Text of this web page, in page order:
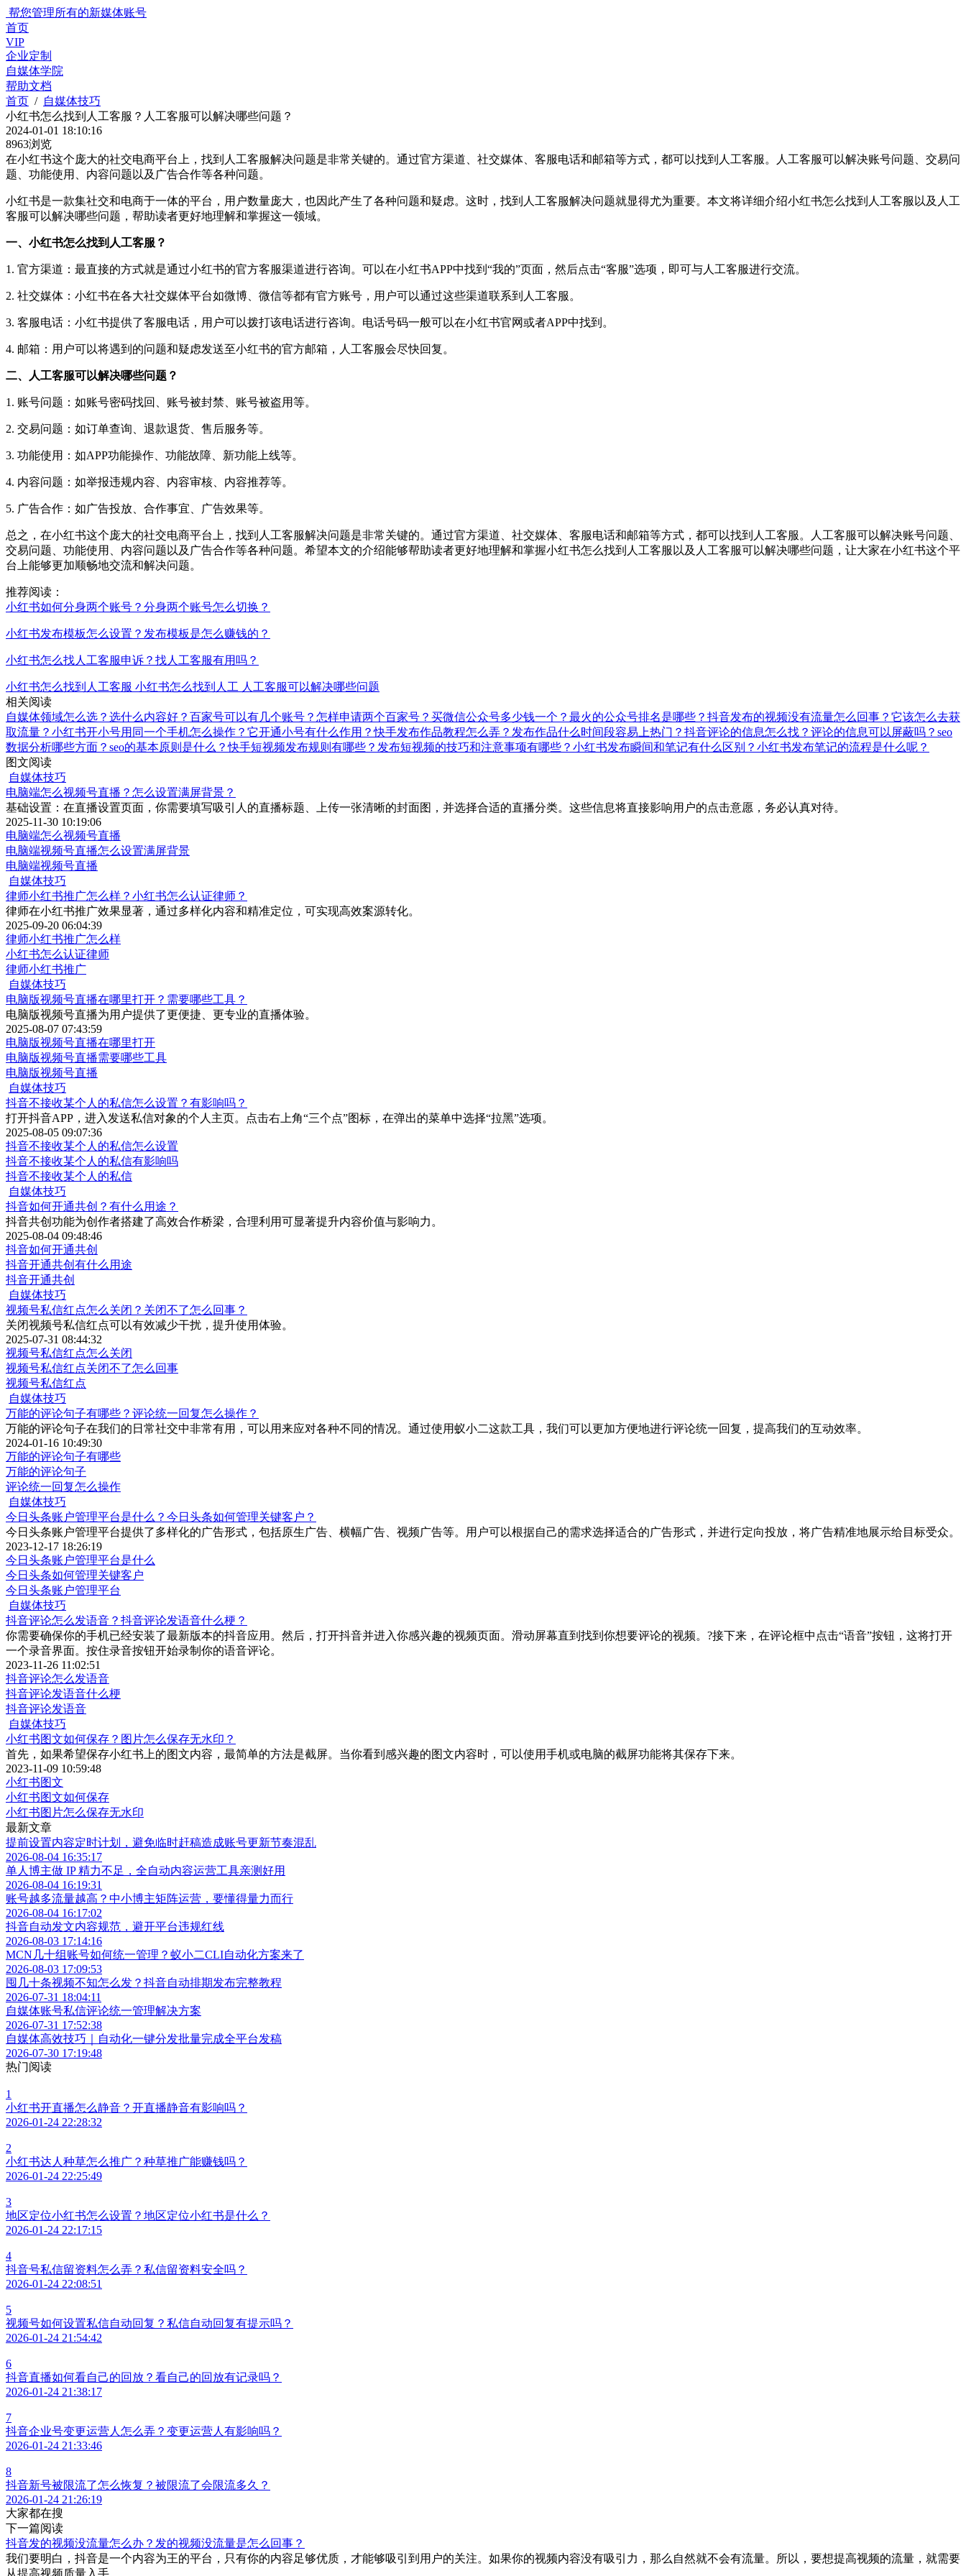
帮您管理所有的新媒体账号
首页
VIP
企业定制
自媒体学院
帮助文档
首页 / 自媒体技巧
小红书怎么找到人工客服？人工客服可以解决哪些问题？
2024-01-01 18:10:16
8963浏览
在小红书这个庞大的社交电商平台上，找到人工客服解决问题是非常关键的。通过官方渠道、社交媒体、客服电话和邮箱等方式，都可以找到人工客服。人工客服可以解决账号问题、交易问
题、功能使用、内容问题以及广告合作等各种问题。
小红书是一款集社交和电商于一体的平台，用户数量庞大，也因此产生了各种问题和疑虑。这时，找到人工客服解决问题就显得尤为重要。本文将详细介绍小红书怎么找到人工客服以及人工
客服可以解决哪些问题，帮助读者更好地理解和掌握这一领域。
一、小红书怎么找到人工客服？
1. 官方渠道：最直接的方式就是通过小红书的官方客服渠道进行咨询。可以在小红书APP中找到“我的”页面，然后点击“客服”选项，即可与人工客服进行交流。
2. 社交媒体：小红书在各大社交媒体平台如微博、微信等都有官方账号，用户可以通过这些渠道联系到人工客服。
3. 客服电话：小红书提供了客服电话，用户可以拨打该电话进行咨询。电话号码一般可以在小红书官网或者APP中找到。
4. 邮箱：用户可以将遇到的问题和疑虑发送至小红书的官方邮箱，人工客服会尽快回复。
二、人工客服可以解决哪些问题？
1. 账号问题：如账号密码找回、账号被封禁、账号被盗用等。
2. 交易问题：如订单查询、退款退货、售后服务等。
3. 功能使用：如APP功能操作、功能故障、新功能上线等。
4. 内容问题：如举报违规内容、内容审核、内容推荐等。
5. 广告合作：如广告投放、合作事宜、广告效果等。
总之，在小红书这个庞大的社交电商平台上，找到人工客服解决问题是非常关键的。通过官方渠道、社交媒体、客服电话和邮箱等方式，都可以找到人工客服。人工客服可以解决账号问题、
交易问题、功能使用、内容问题以及广告合作等各种问题。希望本文的介绍能够帮助读者更好地理解和掌握小红书怎么找到人工客服以及人工客服可以解决哪些问题，让大家在小红书这个平
台上能够更加顺畅地交流和解决问题。
推荐阅读：
小红书如何分身两个账号？分身两个账号怎么切换？
小红书发布模板怎么设置？发布模板是怎么赚钱的？
小红书怎么找人工客服申诉？找人工客服有用吗？
小红书怎么找到人工客服 小红书怎么找到人工 人工客服可以解决哪些问题
相关阅读
自媒体领域怎么选？选什么内容好？ 百家号可以有几个账号？怎样申请两个百家号？ 买微信公众号多少钱一个？最火的公众号排名是哪些？ 抖音发布的视频没有流量怎么回事？它该怎么去获
取流量？ 小红书开小号用同一个手机怎么操作？它开通小号有什么作用？快手发布作品教程怎么弄？发布作品什么时间段容易上热门？ 抖音评论的信息怎么找？评论的信息可以屏蔽吗？ seo
数据分析哪些方面？seo的基本原则是什么？快手短视频发布规则有哪些？发布短视频的技巧和注意事项有哪些？ 小红书发布瞬间和笔记有什么区别？小红书发布笔记的流程是什么呢？
图文阅读
自媒体技巧
电脑端怎么视频号直播？怎么设置满屏背景？
基础设置：在直播设置页面，你需要填写吸引人的直播标题、上传一张清晰的封面图，并选择合适的直播分类。这些信息将直接影响用户的点击意愿，务必认真对待。
2025-11-30 10:19:06
电脑端怎么视频号直播
电脑端视频号直播怎么设置满屏背景
电脑端视频号直播
自媒体技巧
律师小红书推广怎么样？小红书怎么认证律师？
律师在小红书推广效果显著，通过多样化内容和精准定位，可实现高效案源转化。
2025-09-20 06:04:39
律师小红书推广怎么样
小红书怎么认证律师
律师小红书推广
自媒体技巧
电脑版视频号直播在哪里打开？需要哪些工具？
电脑版视频号直播为用户提供了更便捷、更专业的直播体验。
2025-08-07 07:43:59
电脑版视频号直播在哪里打开
电脑版视频号直播需要哪些工具
电脑版视频号直播
自媒体技巧
抖音不接收某个人的私信怎么设置？有影响吗？
打开抖音APP，进入发送私信对象的个人主页。点击右上角“三个点”图标，在弹出的菜单中选择“拉黑”选项。
2025-08-05 09:07:36
抖音不接收某个人的私信怎么设置
抖音不接收某个人的私信有影响吗
抖音不接收某个人的私信
自媒体技巧
抖音如何开通共创？有什么用途？
抖音共创功能为创作者搭建了高效合作桥梁，合理利用可显著提升内容价值与影响力。
2025-08-04 09:48:46
抖音如何开通共创
抖音开通共创有什么用途
抖音开通共创
自媒体技巧
视频号私信红点怎么关闭？关闭不了怎么回事？
关闭视频号私信红点可以有效减少干扰，提升使用体验。
2025-07-31 08:44:32
视频号私信红点怎么关闭
视频号私信红点关闭不了怎么回事
视频号私信红点
自媒体技巧
万能的评论句子有哪些？评论统一回复怎么操作？
万能的评论句子在我们的日常社交中非常有用，可以用来应对各种不同的情况。通过使用蚁小二这款工具，我们可以更加方便地进行评论统一回复，提高我们的互动效率。
2024-01-16 10:49:30
万能的评论句子有哪些
万能的评论句子
评论统一回复怎么操作
自媒体技巧
今日头条账户管理平台是什么？今日头条如何管理关键客户？
今日头条账户管理平台提供了多样化的广告形式，包括原生广告、横幅广告、视频广告等。用户可以根据自己的需求选择适合的广告形式，并进行定向投放，将广告精准地展示给目标受众。
2023-12-17 18:26:19
今日头条账户管理平台是什么
今日头条如何管理关键客户
今日头条账户管理平台
自媒体技巧
抖音评论怎么发语音？抖音评论发语音什么梗？
你需要确保你的手机已经安装了最新版本的抖音应用。然后，打开抖音并进入你感兴趣的视频页面。滑动屏幕直到找到你想要评论的视频。?接下来，在评论框中点击“语音”按钮，这将打开
一个录音界面。按住录音按钮开始录制你的语音评论。
2023-11-26 11:02:51
抖音评论怎么发语音
抖音评论发语音什么梗
抖音评论发语音
自媒体技巧
小红书图文如何保存？图片怎么保存无水印？
首先，如果希望保存小红书上的图文内容，最简单的方法是截屏。当你看到感兴趣的图文内容时，可以使用手机或电脑的截屏功能将其保存下来。
2023-11-09 10:59:48
小红书图文
小红书图文如何保存
小红书图片怎么保存无水印
最新文章
提前设置内容定时计划，避免临时赶稿造成账号更新节奏混乱
2026-08-04 16:35:17
单人博主做 IP 精力不足，全自动内容运营工具亲测好用
2026-08-04 16:19:31
账号越多流量越高？中小博主矩阵运营，要懂得量力而行
2026-08-04 16:17:02
抖音自动发文内容规范，避开平台违规红线
2026-08-03 17:14:16
MCN几十组账号如何统一管理？蚁小二CLI自动化方案来了
2026-08-03 17:09:53
囤几十条视频不知怎么发？抖音自动排期发布完整教程
2026-07-31 18:04:11
自媒体账号私信评论统一管理解决方案
2026-07-31 17:52:38
自媒体高效技巧｜自动化一键分发批量完成全平台发稿
2026-07-30 17:19:48
热门阅读
1
小红书开直播怎么静音？开直播静音有影响吗？
2026-01-24 22:28:32
2
小红书达人种草怎么推广？种草推广能赚钱吗？
2026-01-24 22:25:49
3
地区定位小红书怎么设置？地区定位小红书是什么？
2026-01-24 22:17:15
4
抖音号私信留资料怎么弄？私信留资料安全吗？
2026-01-24 22:08:51
5
视频号如何设置私信自动回复？私信自动回复有提示吗？
2026-01-24 21:54:42
6
抖音直播如何看自己的回放？看自己的回放有记录吗？
2026-01-24 21:38:17
7
抖音企业号变更运营人怎么弄？变更运营人有影响吗？
2026-01-24 21:33:46
8
抖音新号被限流了怎么恢复？被限流了会限流多久？
2026-01-24 21:26:19
大家都在搜
下一篇阅读
抖音发的视频没流量怎么办？发的视频没流量是怎么回事？
我们要明白，抖音是一个内容为王的平台，只有你的内容足够优质，才能够吸引到用户的关注。如果你的视频内容没有吸引力，那么自然就不会有流量。所以，要想提高视频的流量，就需要
从提高视频质量入手。